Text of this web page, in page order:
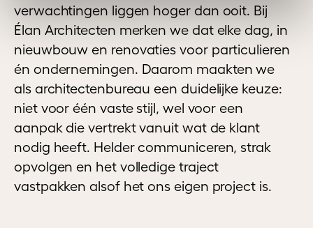
verwachtingen liggen hoger dan ooit. Bij
Élan Architecten merken we dat elke dag, in
nieuwbouw en renovaties voor particulieren
én ondernemingen. Daarom maakten we
als architectenbureau een duidelijke keuze:
niet voor één vaste stijl, wel voor een
aanpak die vertrekt vanuit wat de klant
nodig heeft. Helder communiceren, strak
opvolgen en het volledige traject
vastpakken alsof het ons eigen project is.